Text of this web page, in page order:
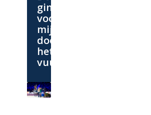
ging
voor
mij
door
het
vuur’